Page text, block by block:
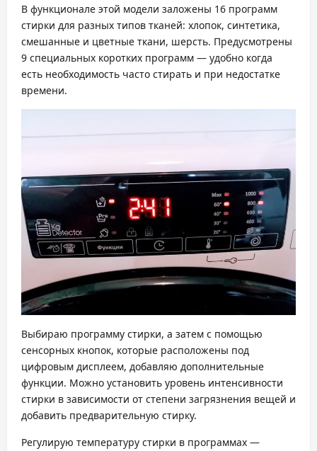
В функционале этой модели заложены 16 программ
стирки для разных типов тканей: хлопок, синтетика,
смешанные и цветные ткани, шерсть. Предусмотрены
9 специальных коротких программ — удобно когда
есть необходимость часто стирать и при недостатке
времени.
Выбираю программу стирки, а затем с помощью
сенсорных кнопок, которые расположены под
цифровым дисплеем, добавляю дополнительные
функции. Можно установить уровень интенсивности
стирки в зависимости от степени загрязнения вещей и
добавить предварительную стирку.
Регулирую температуру стирки в программах —